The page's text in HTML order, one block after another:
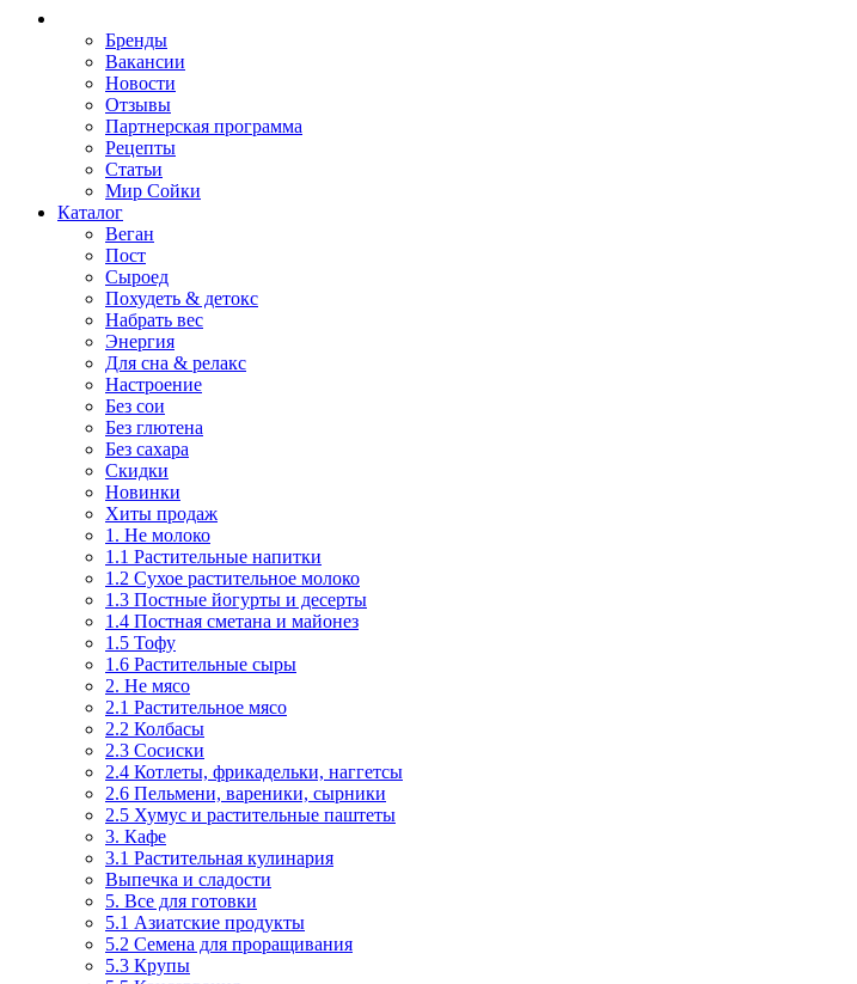
Бренды
Вакансии
Новости
Отзывы
Партнерская программа
Рецепты
Статьи
Мир Сойки
Каталог
Веган
Пост
Сыроед
Похудеть & детокс
Набрать вес
Энергия
Для сна & релакс
Настроение
Без сои
Без глютена
Без сахара
Скидки
Новинки
Хиты продаж
1. Не молоко
1.1 Растительные напитки
1.2 Сухое растительное молоко
1.3 Постные йогурты и десерты
1.4 Постная сметана и майонез
1.5 Тофу
1.6 Растительные сыры
2. Не мясо
2.1 Растительное мясо
2.2 Колбасы
2.3 Сосиски
2.4 Котлеты, фрикадельки, наггетсы
2.6 Пельмени, вареники, сырники
2.5 Хумус и растительные паштеты
3. Кафе
3.1 Растительная кулинария
Выпечка и сладости
5. Все для готовки
5.1 Азиатские продукты
5.2 Семена для проращивания
5.3 Крупы